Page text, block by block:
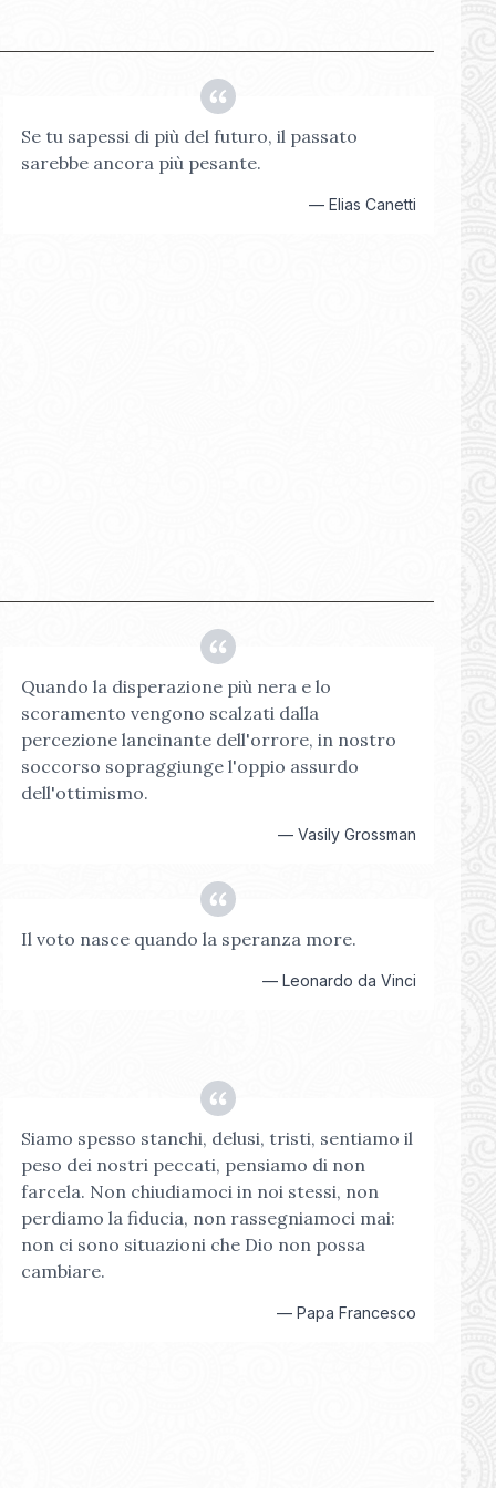
Se tu sapessi di più del futuro, il passato
sarebbe ancora più pesante.
— Elias Canetti
Quando la disperazione più nera e lo
scoramento vengono scalzati dalla
percezione lancinante dell'orrore, in nostro
soccorso sopraggiunge l'oppio assurdo
dell'ottimismo.
— Vasily Grossman
Il voto nasce quando la speranza more.
— Leonardo da Vinci
Siamo spesso stanchi, delusi, tristi, sentiamo il
peso dei nostri peccati, pensiamo di non
farcela. Non chiudiamoci in noi stessi, non
perdiamo la fiducia, non rassegniamoci mai:
non ci sono situazioni che Dio non possa
cambiare.
— Papa Francesco